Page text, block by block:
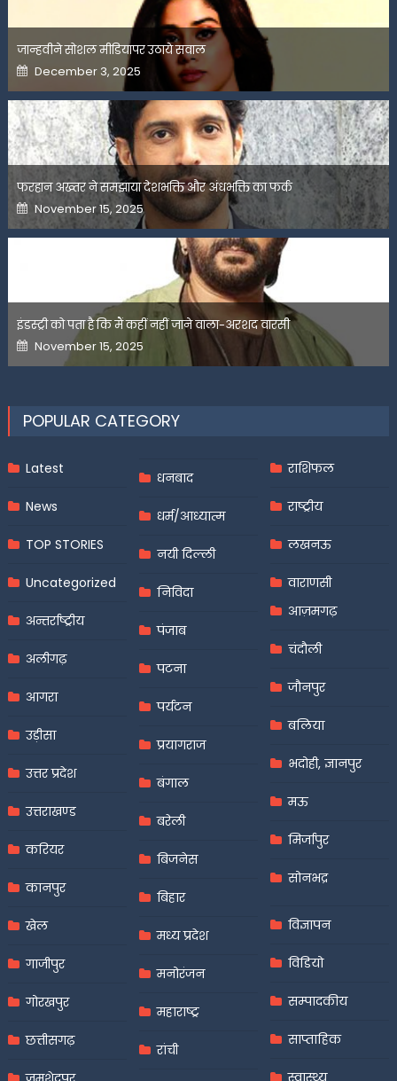
जान्हवीने सोशल मीडियापर उठाये सवाल
Posted
on
December 3, 2025
फरहान अख्तर ने समझाया देशभक्ति और अंधभक्ति का फर्क
Posted
on
November 15, 2025
इंडस्ट्री को पता है कि मैं कहीं नहीं जाने वाला-अरशद वारसी
Posted
on
November 15, 2025
POPULAR CATEGORY
Latest
News
TOP STORIES
Uncategorized
अन्तर्राष्ट्रीय
अलीगढ़
आगरा
उड़ीसा
उत्तर प्रदेश
उत्तराखण्ड
करियर
कानपुर
खेल
गाजीपुर
गोरखपुर
छत्तीसगढ़
धनबाद
धर्म/आध्यात्म
नयी दिल्ली
निविदा
पंजाब
पटना
पर्यटन
प्रयागराज
बंगाल
बरेली
बिजनेस
बिहार
मध्य प्रदेश
मनोरंजन
महाराष्ट्र
रांची
राशिफल
राष्ट्रीय
लखनऊ
वाराणसी
आज़मगढ़
चंदौली
जौनपुर
बलिया
भदोही, ज्ञानपुर
मऊ
मिर्जापुर
सोनभद्र
विज्ञापन
विडियो
सम्पादकीय
साप्ताहिक